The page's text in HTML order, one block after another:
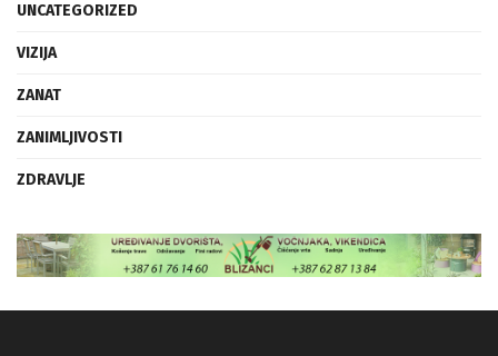
UNCATEGORIZED
VIZIJA
ZANAT
ZANIMLJIVOSTI
ZDRAVLJE